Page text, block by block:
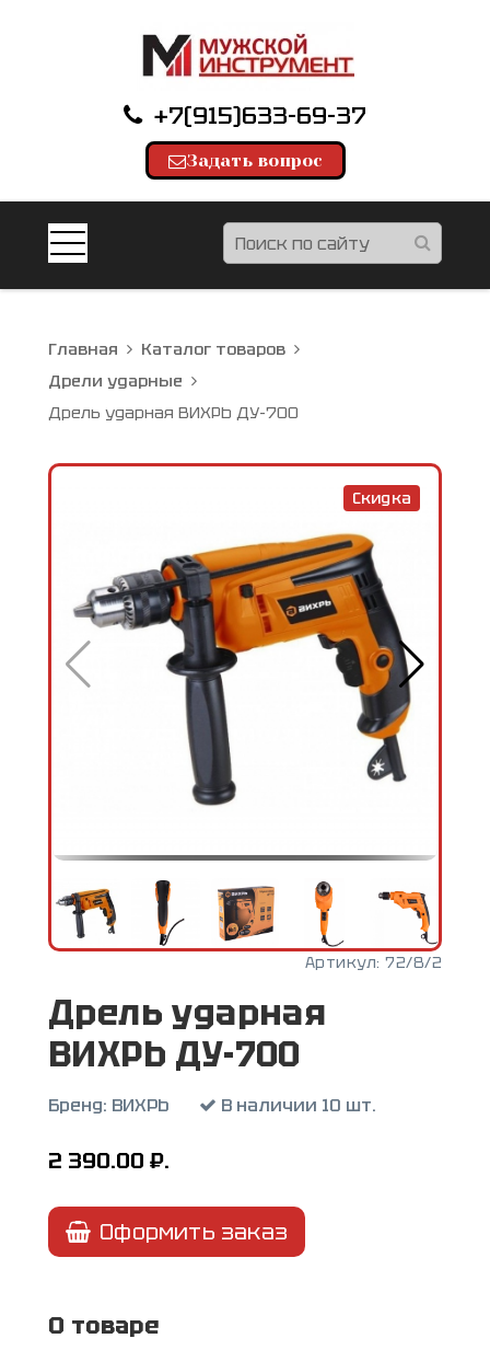
+7(915)633-69-37
Задать вопрос
Главная
Каталог товаров
Дрели ударные
Дрель ударная ВИХРЬ ДУ-700
Скидка
Артикул: 72/8/2
Дрель ударная
ВИХРЬ ДУ-700
Бренд: ВИХРЬ В наличии 10 шт.
2 390.00 ₽.
Оформить заказ
О товаре